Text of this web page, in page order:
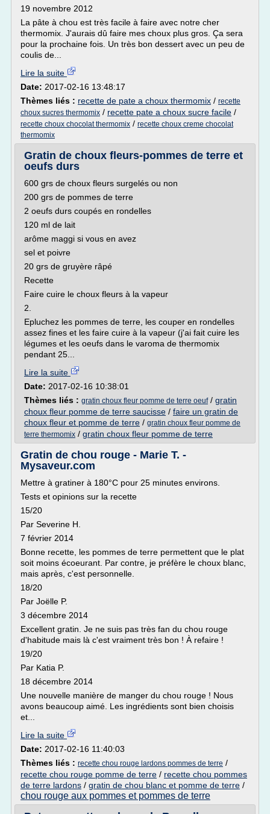
19 novembre 2012
La pâte à chou est très facile à faire avec notre cher
thermomix. J'aurais dû faire mes choux plus gros. Ça sera
pour la prochaine fois. Un très bon dessert avec un peu de
coulis de...
Lire la suite
Date: 2017-02-16 13:48:17
Thèmes liés : recette de pate a choux thermomix / recette
choux sucres thermomix / recette pate a choux sucre facile /
recette choux chocolat thermomix / recette choux creme chocolat
thermomix
Gratin de choux fleurs-pommes de terre et
oeufs durs
600 grs de choux fleurs surgelés ou non
200 grs de pommes de terre
2 oeufs durs coupés en rondelles
120 ml de lait
arôme maggi si vous en avez
sel et poivre
20 grs de gruyère râpé
Recette
Faire cuire le choux fleurs à la vapeur
2.
Epluchez les pommes de terre, les couper en rondelles
assez fines et les faire cuire à la vapeur (j'ai fait cuire les
légumes et les oeufs dans le varoma de thermomix
pendant 25...
Lire la suite
Date: 2017-02-16 10:38:01
Thèmes liés : gratin choux fleur pomme de terre oeuf/ gratin
choux fleur pomme de terre saucisse / faire un gratin de
choux fleur et pomme de terre / gratin choux fleur pomme de
terre thermomix / gratin choux fleur pomme de terre
Gratin de chou rouge - Marie T. -
Mysaveur.com
Mettre à gratiner à 180°C pour 25 minutes environs.
Tests et opinions sur la recette
15/20
Par Severine H.
7 février 2014
Bonne recette, les pommes de terre permettent que le plat
soit moins écoeurant. Par contre, je préfère le choux blanc,
mais après, c'est personnelle.
18/20
Par Joëlle P.
3 décembre 2014
Excellent gratin. Je ne suis pas très fan du chou rouge
d'habitude mais là c'est vraiment très bon ! À refaire !
19/20
Par Katia P.
18 décembre 2014
Une nouvelle manière de manger du chou rouge ! Nous
avons beaucoup aimé. Les ingrédients sont bien choisis
et...
Lire la suite
Date: 2017-02-16 11:40:03
Thèmes liés : recette chou rouge lardons pommes de terre /
recette chou rouge pomme de terre / recette chou pommes
de terre lardons / gratin de chou blanc et pomme de terre /
chou rouge aux pommes et pommes de terre